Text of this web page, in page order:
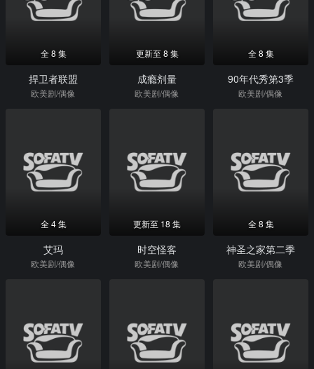
全 8 集
捍卫者联盟
欧美剧/偶像
更新至 8 集
成瘾剂量
欧美剧/偶像
全 8 集
90年代秀第3季
欧美剧/偶像
全 4 集
艾玛
欧美剧/偶像
更新至 18 集
时空怪客
欧美剧/偶像
全 8 集
神圣之家第二季
欧美剧/偶像